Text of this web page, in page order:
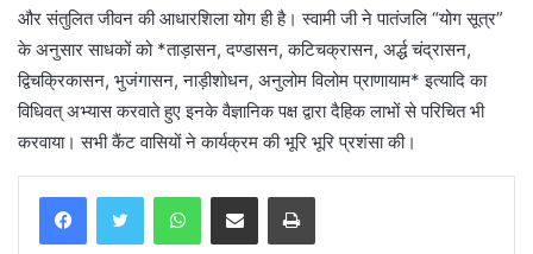
और संतुलित जीवन की आधारशिला योग ही है। स्वामी जी ने पातंजलि “योग सूत्र”
के अनुसार साधकों को *ताड़ासन, दण्डासन, कटिचक्रासन, अर्द्ध चंद्रासन,
द्विचक्रिकासन, भुजंगासन, नाड़ीशोधन, अनुलोम विलोम प्राणायाम* इत्यादि का
विधिवत् अभ्यास करवाते हुए इनके वैज्ञानिक पक्ष द्वारा दैहिक लाभों से परिचित भी
करवाया। सभी कैंट वासियों ने कार्यक्रम की भूरि भूरि प्रशंसा की।
WhatsAppShare via Email Print